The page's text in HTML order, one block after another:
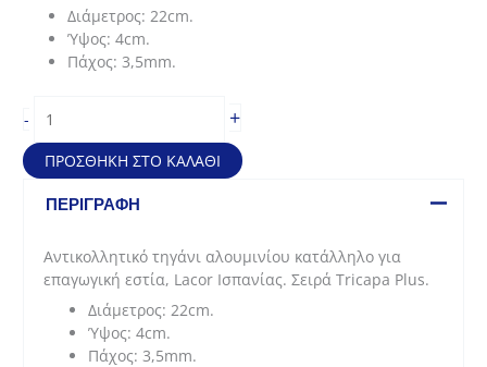
27,00€.
Διάμετρος: 22cm.
Ύψος: 4cm.
Πάχος: 3,5mm.
-
τηγάνι
αλουμινίου
κατάλληλο
για
Tricapa
Plus
(22*4cm)
ποσότητα
+
ΠΡΟΣΘΉΚΗ ΣΤΟ ΚΑΛΆΘΙ
ΠΕΡΙΓΡΑΦΉ
Αντικολλητικό τηγάνι αλουμινίου κατάλληλο για
επαγωγική εστία, Lacor Ισπανίας. Σειρά Tricapa Plus.
Διάμετρος: 22cm.
Ύψος: 4cm.
Πάχος: 3,5mm.